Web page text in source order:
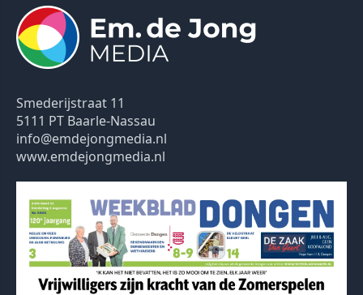
Smederijstraat 11
5111 PT Baarle-Nassau
info@emdejongmedia.nl
www.emdejongmedia.nl